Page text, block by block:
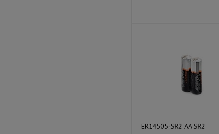
ER14505-SR2 AA SR2